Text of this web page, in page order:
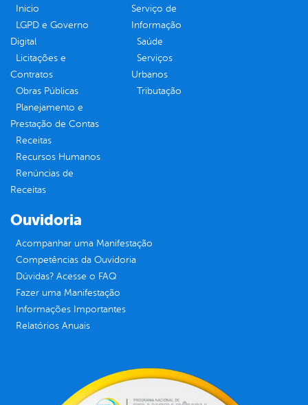
Inicio
LGPD e Governo
Digital
Licitações e
Contratos
Obras Públicas
Planejamento e
Prestação de Contas
Receitas
Recursos Humanos
Renúncias de
Receitas
Serviço de
Informação
Saúde
Serviços
Urbanos
Tributação
Ouvidoria
Acompanhar uma Manifestação
Competências da Ouvidoria
Dúvidas? Acesse o FAQ
Fazer uma Manifestação
Informações Importantes
Relatórios Anuais